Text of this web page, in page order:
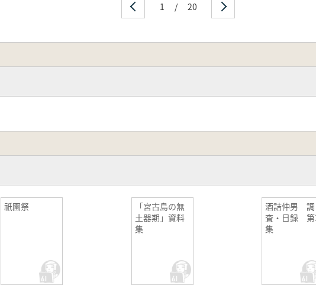
1 / 20
祇園祭
「宮古島の無
土器期」資料
集
酒詰仲男 調
査・日録
集